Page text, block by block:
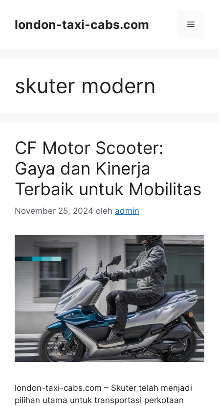
london-taxi-cabs.com Menu
skuter modern
CF Motor Scooter:
Gaya dan Kinerja
Terbaik untuk Mobilitas
November 25, 2024 oleh admin
london-taxi-cabs.com – Skuter telah menjadi
pilihan utama untuk transportasi perkotaan